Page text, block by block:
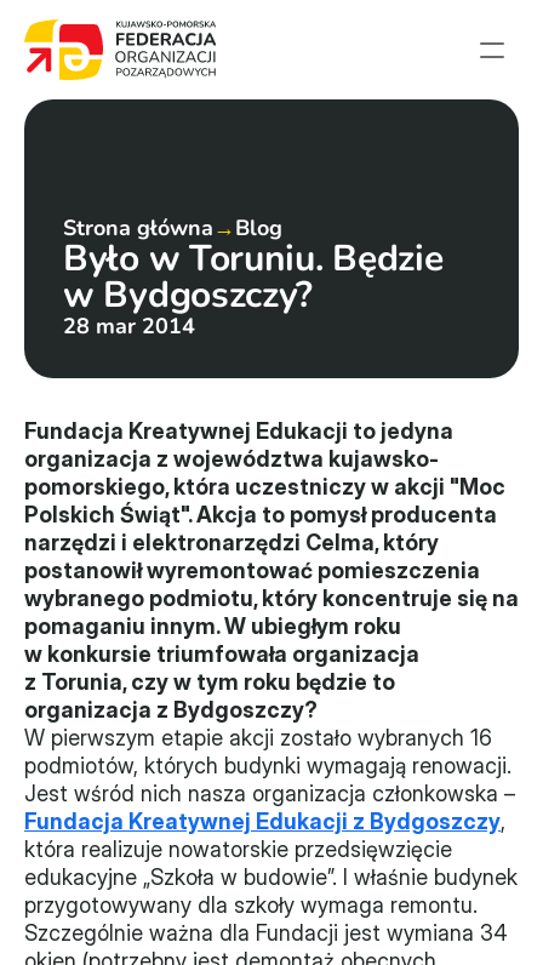
Projekty
Członkowie
English summary
Kontakt
Statut i sprawozdania
Karta zasad
Władze
Historia i działania
Narzędzie samooceny
Kalendarz działań
Projekty
XVII forum NGO
Projekt z powiatem
Strona główna→Blog
Było w Toruniu. Będzie
w Bydgoszczy?
28 mar 2014
Fundacja Kreatywnej Edukacji to jedyna
organizacja z województwa kujawsko-
pomorskiego, która uczestniczy w akcji "Moc
Polskich Świąt". Akcja to pomysł producenta
narzędzi i elektronarzędzi Celma, który
postanowił wyremontować pomieszczenia
wybranego podmiotu, który koncentruje się na
pomaganiu innym. W ubiegłym roku
w konkursie triumfowała organizacja
z Torunia, czy w tym roku będzie to
organizacja z Bydgoszczy?
W pierwszym etapie akcji zostało wybranych 16
podmiotów, których budynki wymagają renowacji.
Fundacja Kreatywnej Edukacji z Bydgoszczy,
która realizuje nowatorskie przedsięwzięcie
edukacyjne „Szkoła w budowie”. I właśnie budynek
przygotowywany dla szkoły wymaga remontu.
Szczególnie ważna dla Fundacji jest wymiana 34